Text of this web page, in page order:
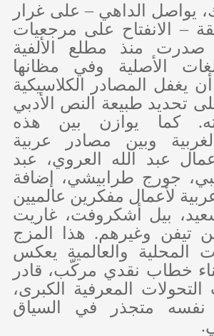
يواصل الداهي – على غرار
– الانفتاح على مرجعيات
صدرت منذ مطلع الألفية
الأصلية وفي مظانها
أن يغفل المصادر الكلاسيكية
تحديد طبيعة النص الأدبي
كما يوازن بين هذه
وبين مصادر عربية
عبد الله العروي، عبد
جورج طرابيشي، إضافة
لأعمال مفكرين عالميين
بيل أشكروفت، غاريت
تيفن وغيرهم. هذا المزج
المحلية والعالمية يعكس
خطاب نقدي مركّب، قادر
المعرفية الكبرى،
متجذر في السياق